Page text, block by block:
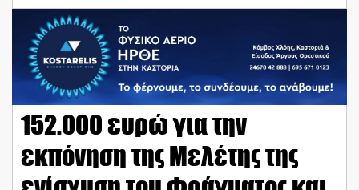
152.000 ευρώ για την
εκπόνηση της Μελέτης της